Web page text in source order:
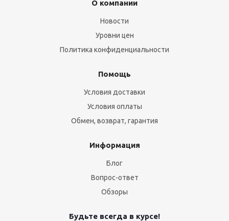
О компании
Новости
Уровни цен
Политика конфиденциальности
Помощь
Условия доставки
Условия оплаты
Обмен, возврат, гарантия
Информация
Блог
Вопрос-ответ
Обзоры
Будьте всегда в курсе!